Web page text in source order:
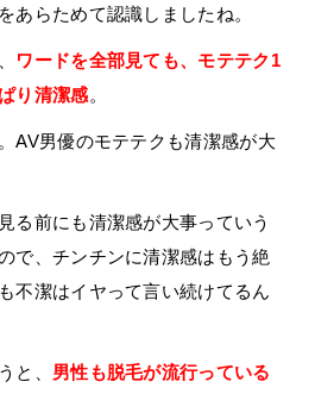
あらためて認識しましたね。
ワードを全部見ても、モテテク1
り清潔感。
AV男優のモテテクも清潔感が大
る前にも清潔感が大事っていう
で、チンチンに清潔感はもう絶
不潔はイヤって言い続けてるん
と、 男性も脱毛が流行っている